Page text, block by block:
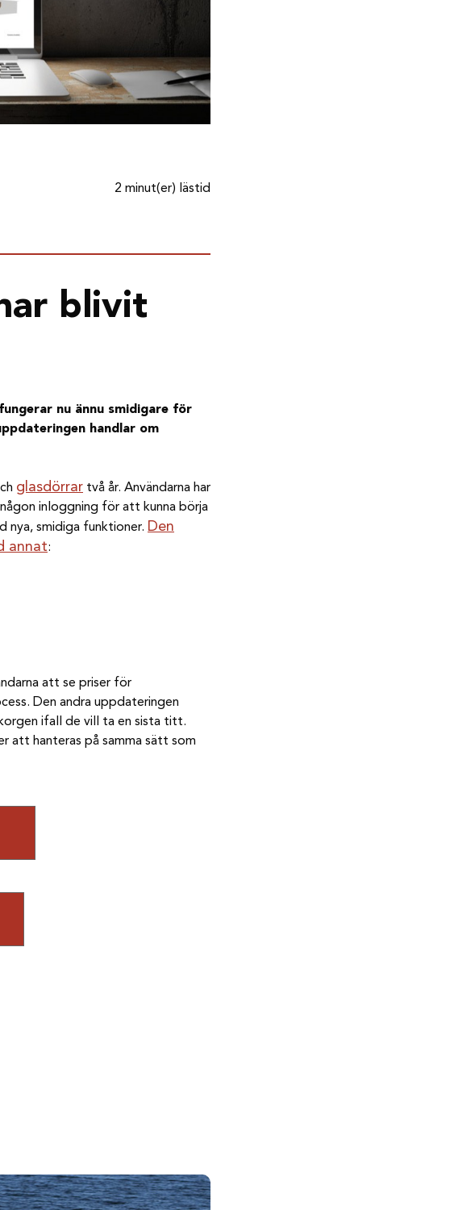
2 minut(er) lästid
blivit
nu ännu smidigare för
handlar om
glasdörrar två år. Användarna har
inloggning för att kunna börja
nya, smidiga funktioner. Den
annat:
att se priser för
Den andra uppdateringen
ifall de vill ta en sista titt.
att hanteras på samma sätt som